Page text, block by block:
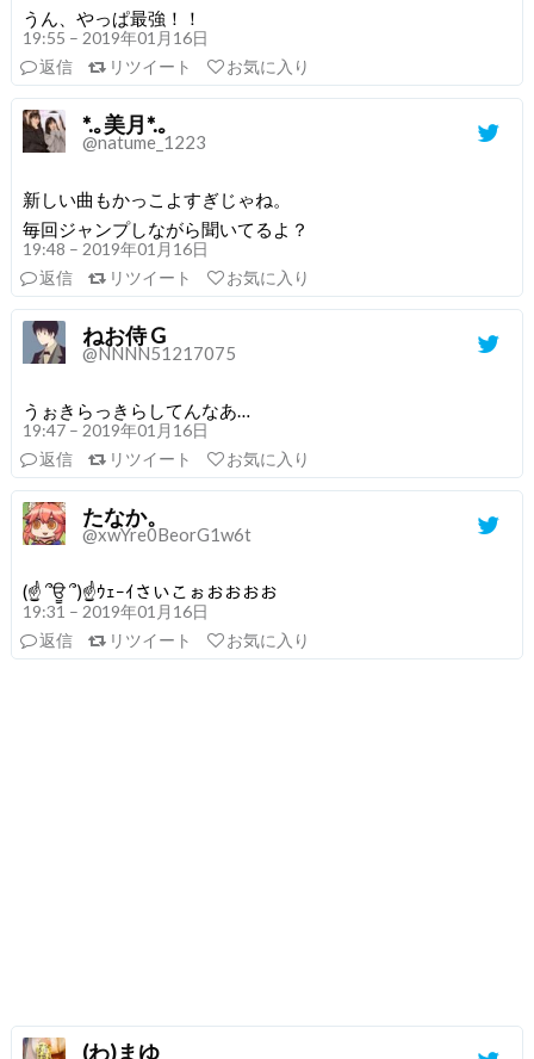
うん、やっぱ最強！！
19:55 – 2019年01月16日
返信
リツイート お気に入り
*.｡美月*.｡
@natume_1223
新しい曲もかっこよすぎじゃね。
毎回ジャンプしながら聞いてるよ？
19:48 – 2019年01月16日
返信
リツイート お気に入り
ねお侍 G
@NNNN51217075
うぉきらっきらしてんなあ…
19:47 – 2019年01月16日
返信
リツイート お気に入り
たなか。
@xwYre0BeorG1w6t
(☝ ՞ਊ ՞)☝ｳｪｰｲさいこぉおおおお
19:31 – 2019年01月16日
返信
リツイート お気に入り
(わ)まゆ